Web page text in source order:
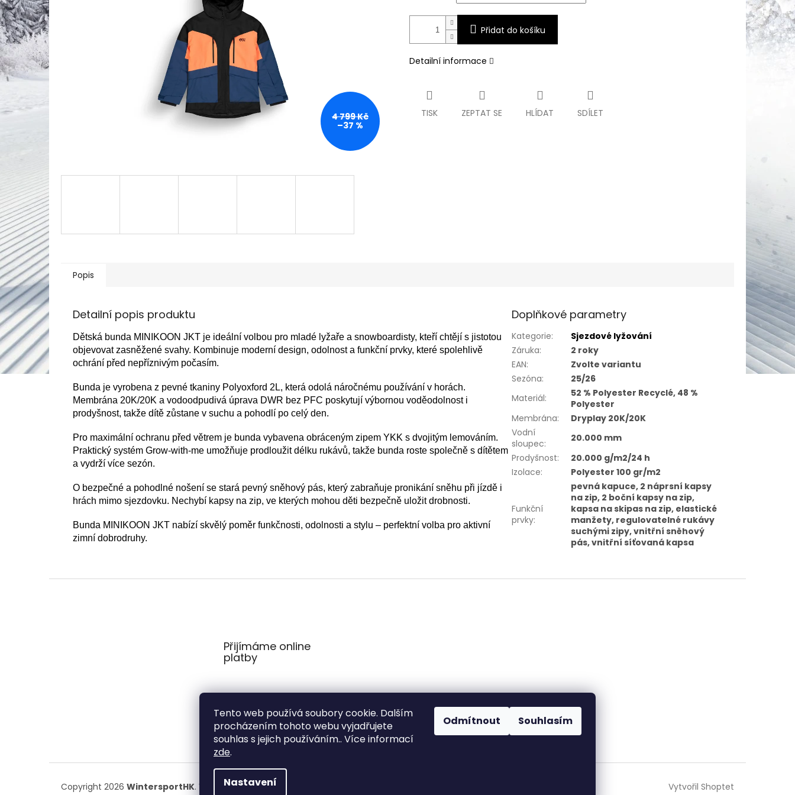
Tento web používá soubory cookie. Dalším
procházením tohoto webu vyjadřujete
souhlas s jejich používáním.. Více informací
zde.
Nastavení
Odmítnout Souhlasím
4 799 Kč
–37 %
Přidat do košíku
Detailní informace
TISK ZEPTAT SE HLÍDAT SDÍLET
Popis
Detailní popis produktu
Dětská bunda MINIKOON JKT je ideální volbou pro mladé lyžaře a snowboardisty, kteří chtějí s jistotou
objevovat zasněžené svahy. Kombinuje moderní design, odolnost a funkční prvky, které spolehlivě
ochrání před nepříznivým počasím.
Bunda je vyrobena z pevné tkaniny Polyoxford 2L, která odolá náročnému používání v horách.
Membrána 20K/20K a vodoodpudivá úprava DWR bez PFC poskytují výbornou voděodolnost i
prodyšnost, takže dítě zůstane v suchu a pohodlí po celý den.
Pro maximální ochranu před větrem je bunda vybavena obráceným zipem YKK s dvojitým lemováním.
Praktický systém Grow-with-me umožňuje prodloužit délku rukávů, takže bunda roste společně s dítětem
a vydrží více sezón.
O bezpečné a pohodlné nošení se stará pevný sněhový pás, který zabraňuje pronikání sněhu při jízdě i
hrách mimo sjezdovku. Nechybí kapsy na zip, ve kterých mohou děti bezpečně uložit drobnosti.
Bunda MINIKOON JKT nabízí skvělý poměr funkčnosti, odolnosti a stylu – perfektní volba pro aktivní
zimní dobrodruhy.
Doplňkové parametry
Kategorie:
Sjezdové lyžování
Záruka:
2 roky
EAN:
Zvolte variantu
Sezóna:
25/26
Materiál:
52 % Polyester Recyclé, 48 %
Polyester
Membrána:
Dryplay 20K/20K
Vodní
sloupec:
20.000 mm
Prodyšnost:
20.000 g/m2/24 h
Izolace: Polyester 100 gr/m2
Funkční
prvky:
pevná kapuce, 2 náprsní kapsy
na zip, 2 boční kapsy na zip,
kapsa na skipas na zip, elastické
manžety, regulovatelné rukávy
suchými zipy, vnitřní sněhový
pás, vnitřní síťovaná kapsa
Přijímáme online
platby
Vytvořil Shoptet
Copyright 2026 WintersportHK. Všechna práva vyhrazena.